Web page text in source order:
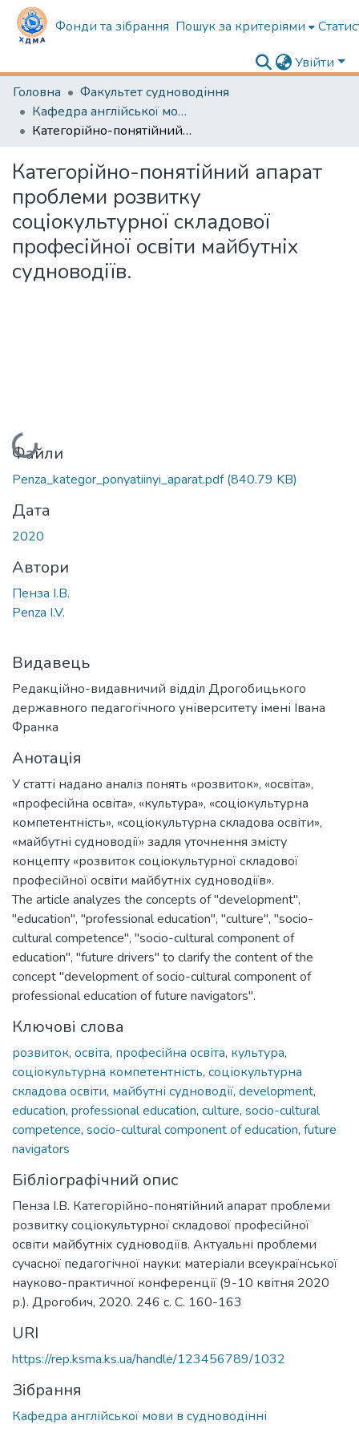
Фонди та зібрання Пошук за критеріями
Увійти
Головна
Факультет судноводіння
Кафедра англійської мови в судноводінні
Категорійно-понятійний апарат проблеми розвитку соціокультурної складової професійної освіти майбутніх судноводіїв.
Категорійно-понятійний апарат
проблеми розвитку
соціокультурної складової
професійної освіти майбутніх
судноводіїв.
Вантажиться...
Файли
Penza_kategor_ponyatiinyi_aparat.pdf(840.79 KB)
Дата
2020
Автори
Пенза І.В.
Penza I.V.
Видавець
Редакційно-видавничий відділ Дрогобицького
державного педагогічного університету імені Івана
Франка
Анотація
У статті надано аналіз понять «розвиток», «освіта»,
«професійна освіта», «культура», «соціокультурна
компетентність», «соціокультурна складова освіти»,
«майбутні судноводії» задля уточнення змісту
концепту «розвиток соціокультурної складової
професійної освіти майбутніх судноводіїв».
The article analyzes the concepts of "development",
"education", "professional education", "culture", "socio-
cultural competence", "socio-cultural component of
education", "future drivers" to clarify the content of the
concept "development of socio-cultural component of
professional education of future navigators".
Ключові слова
розвиток, освіта, професійна освіта, культура,
соціокультурна компетентність, соціокультурна
складова освіти, майбутні судноводії, development,
education, professional education, culture, socio-cultural
competence, socio-cultural component of education, future
navigators
Бібліографічний опис
Пенза І.В. Категорійно-понятійний апарат проблеми
розвитку соціокультурної складової професійної
освіти майбутніх судноводіїв. Актуальні проблеми
сучасної педагогічної науки: матеріали всеукраїнської
науково-практичної конференції (9-10 квітня 2020
р.). Дрогобич, 2020. 246 c. С. 160-163
URI
https://rep.ksma.ks.ua/handle/123456789/1032
Зібрання
Кафедра англійської мови в судноводінні